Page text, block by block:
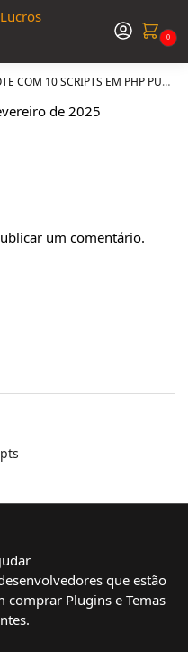
0
COM 10 SCRIPTS EM PHP PURO
de 2025
um comentário.
que estão
comprar Plugins e Temas